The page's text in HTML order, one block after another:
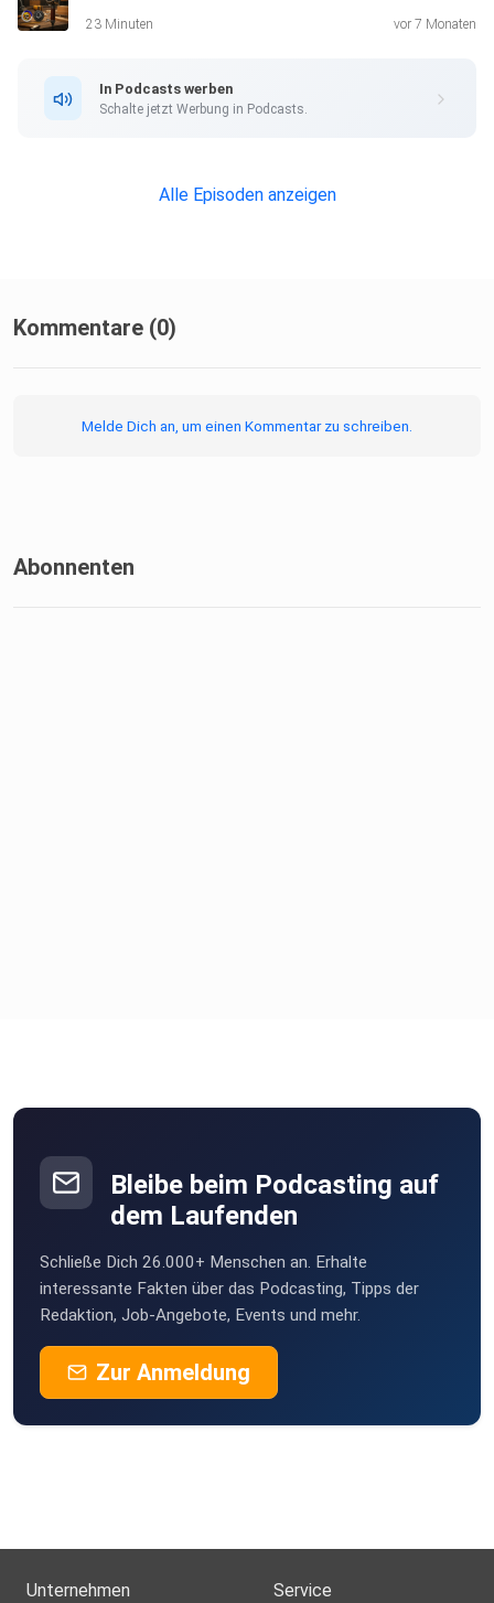
23 Minuten vor 7 Monaten
In Podcasts werben
Schalte jetzt Werbung in Podcasts.
Alle Episoden anzeigen
Kommentare (0)
Melde Dich an, um einen Kommentar zu schreiben.
Abonnenten
Bleibe beim Podcasting auf
dem Laufenden
Schließe Dich 26.000+ Menschen an. Erhalte
interessante Fakten über das Podcasting, Tipps der
Redaktion, Job-Angebote, Events und mehr.
Zur Anmeldung
Unternehmen Service